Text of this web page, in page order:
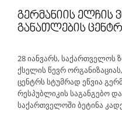
ᲒᲔᲠᲛᲐᲜᲘᲘᲡ ᲔᲚᲩᲘᲡ
ᲒᲐᲜᲐᲗᲚᲔᲑᲘᲡ
28 იანვარს,
ქსელის წევრ
ცენტრს სტუმრად ეწვია
რესპუბლიკის საგანგებო
საქართველოში ბეტინა